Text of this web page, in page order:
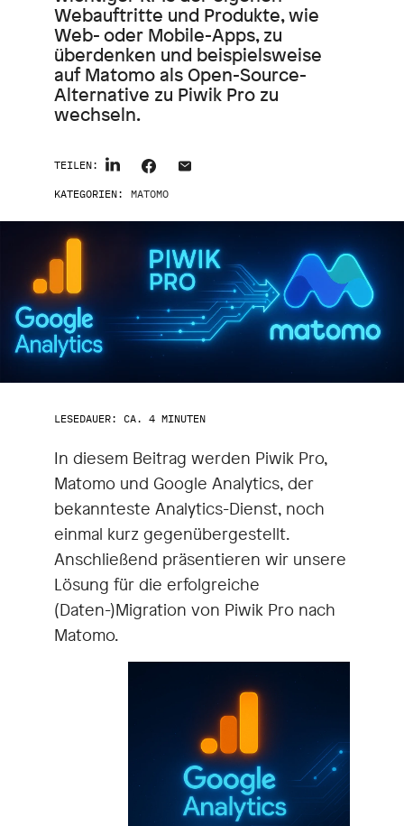
Webauftritte und Produkte, wie
Web- oder Mobile-Apps, zu
überdenken und beispielsweise
auf Matomo als Open-Source-
Alternative zu Piwik Pro zu
wechseln.
TEILEN:
KATEGORIEN: MATOMO
LESEDAUER: CA. 4 MINUTEN
In diesem Beitrag werden Piwik Pro,
Matomo und Google Analytics, der
bekannteste Analytics-Dienst, noch
einmal kurz gegenübergestellt.
Anschließend präsentieren wir unsere
Lösung für die erfolgreiche
(Daten-)Migration von Piwik Pro nach
Matomo.